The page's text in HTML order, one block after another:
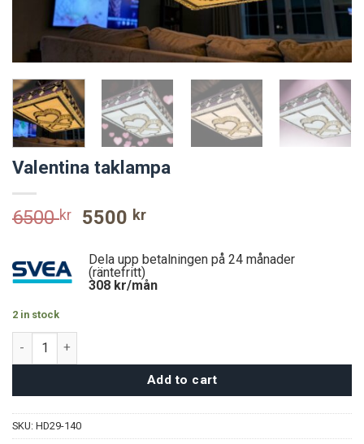
Valentina taklampa
6500kr
Original
was:
6500 kr.
5500 krCurrent
is:
5500 kr.
Dela upp betalningen på 24 månader
(räntefritt)
308 kr/mån
2 in stock
Valentina taklampa quantity
Add to cart
SKU: HD29-140